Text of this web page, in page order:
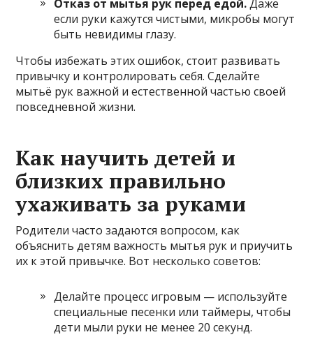
Отказ от мытья рук перед едой.Даже
если руки кажутся чистыми, микробы могут
быть невидимы глазу.
Чтобы избежать этих ошибок, стоит развивать
привычку и контролировать себя. Сделайте
мытьё рук важной и естественной частью своей
повседневной жизни.
Как научить детей и
близких правильно
ухаживать за руками
Родители часто задаются вопросом, как
объяснить детям важность мытья рук и приучить
их к этой привычке. Вот несколько советов:
Делайте процесс игровым — используйте
специальные песенки или таймеры, чтобы
дети мыли руки не менее 20 секунд.